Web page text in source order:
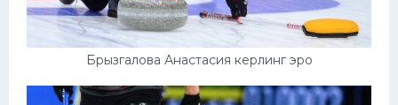
Брызгалова Анастасия керлинг эро